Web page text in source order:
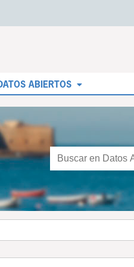
ABIERTOS